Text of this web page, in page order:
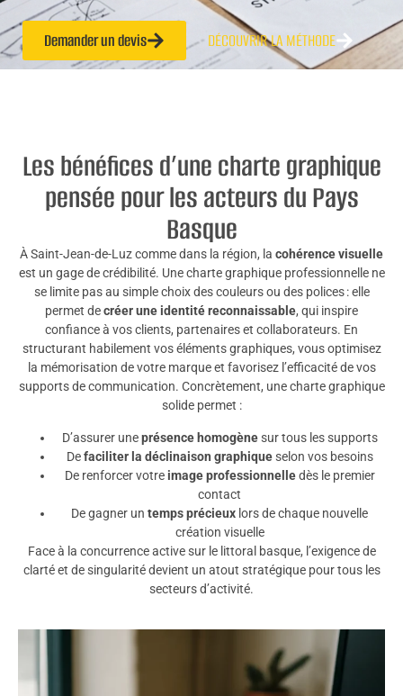
Demander un devis DÉCOUVRIR LA MÉTHODE
Les bénéfices d’une charte graphique
pensée pour les acteurs du Pays
Basque
À Saint-Jean-de-Luz comme dans la région, la cohérence visuelle
est un gage de crédibilité. Une charte graphique professionnelle ne
se limite pas au simple choix des couleurs ou des polices : elle
permet decréer une identité reconnaissable, qui inspire
confiance à vos clients, partenaires et collaborateurs. En
structurant habilement vos éléments graphiques, vous optimisez
la mémorisation de votre marque et favorisez l’efficacité de vos
supports de communication. Concrètement, une charte graphique
solide permet :
D’assurer uneprésence homogènesur tous les supports
Defaciliter la déclinaison graphiqueselon vos besoins
De renforcer votre image professionnelledès le premier
contact
De gagner un temps précieux lors de chaque nouvelle
création visuelle
Face à la concurrence active sur le littoral basque, l’exigence de
clarté et de singularité devient un atout stratégique pour tous les
secteurs d’activité.